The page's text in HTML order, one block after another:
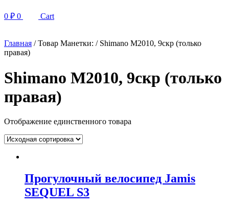
0 ₽ 0 Cart
Главная / Товар Манетки: / Shimano M2010, 9скр (только
правая)
Shimano M2010, 9скр (только
правая)
Отображение единственного товара
Прогулочный велосипед Jamis
SEQUEL S3